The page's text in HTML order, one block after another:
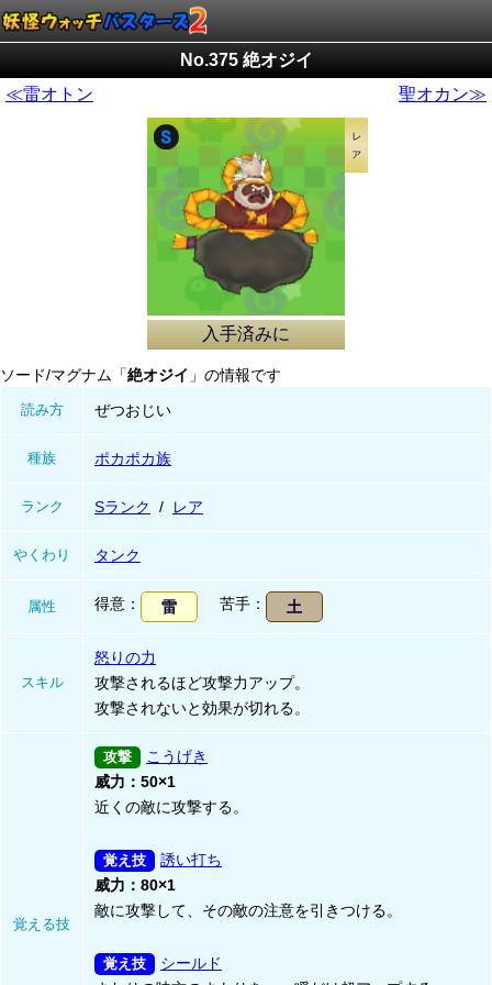
No.375 絶オジイ
≪雷オトン
聖オカン≫
入手済みに
ソード/マグナム「 絶オジイ 」の情報です
読み方 ぜつおじい
種族 ポカポカ族
ランク Sランク レア
やくわり タンク
属性 得意 雷 苦手 土
スキル
怒りの力
攻撃されるほど攻撃力アップ。
攻撃されないと効果が切れる。
覚える技
こうげき
威力：50×1
近くの敵に攻撃する。
誘い打ち
威力：80×1
敵に攻撃して、その敵の注意を引きつける。
シールド